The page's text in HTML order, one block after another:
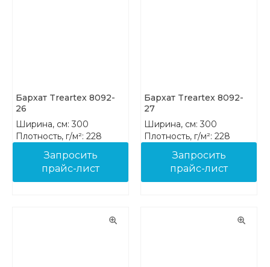
Бархат Treartex 8092-
26
Ширина, см: 300
Плотность, г/м²: 228
Запросить
прайс-лист
Бархат Treartex 8092-
27
Ширина, см: 300
Плотность, г/м²: 228
Запросить
прайс-лист